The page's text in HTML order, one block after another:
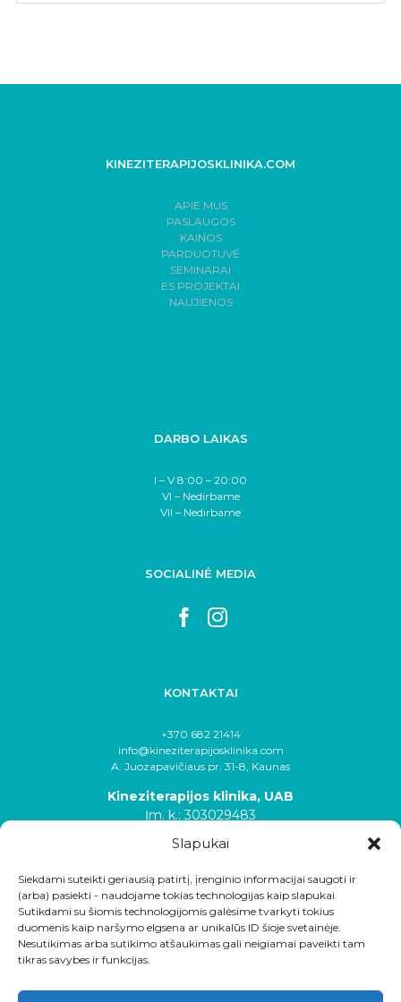
Slapukai
Siekdami suteikti geriausią patirtį, įrenginio informacijai saugoti ir
(arba) pasiekti - naudojame tokias technologijas kaip slapukai.
Sutikdami su šiomis technologijomis galėsime tvarkyti tokius
duomenis kaip naršymo elgsena ar unikalūs ID šioje svetainėje.
Nesutikimas arba sutikimo atšaukimas gali neigiamai paveikti tam
tikras savybes ir funkcijas.
KINEZITERAPIJOSKLINIKA.COM
APIE MUS
PASLAUGOS
KAINOS
PARDUOTUVĖ
SEMINARAI
ES PROJEKTAI
NAUJIENOS
DARBO LAIKAS
I – V 8:00 – 20:00
VI – Nedirbame
VII – Nedirbame
SOCIALINĖ MEDIA
KONTAKTAI
+370 682 21414
info@kineziterapijosklinika.com
A. Juozapavičiaus pr. 31-8, Kaunas
Kineziterapijos klinika, UAB
Įm. k.: 303029483